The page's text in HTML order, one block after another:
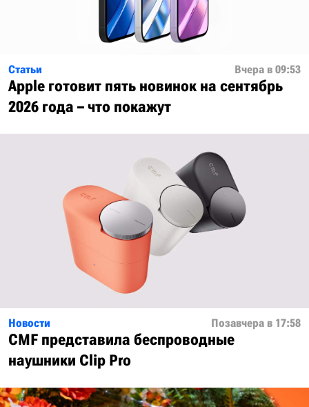
Статьи Вчера в 09:53
Apple готовит пять новинок на сентябрь
2026 года – что покажут
Новости Позавчера в 17:58
CMF представила беспроводные
наушники Clip Pro